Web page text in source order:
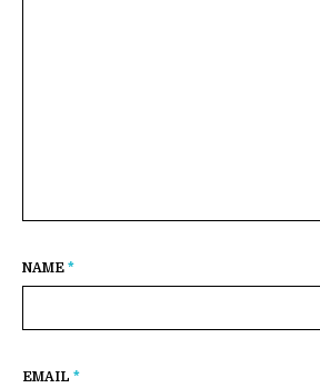
NAME *
EMAIL *